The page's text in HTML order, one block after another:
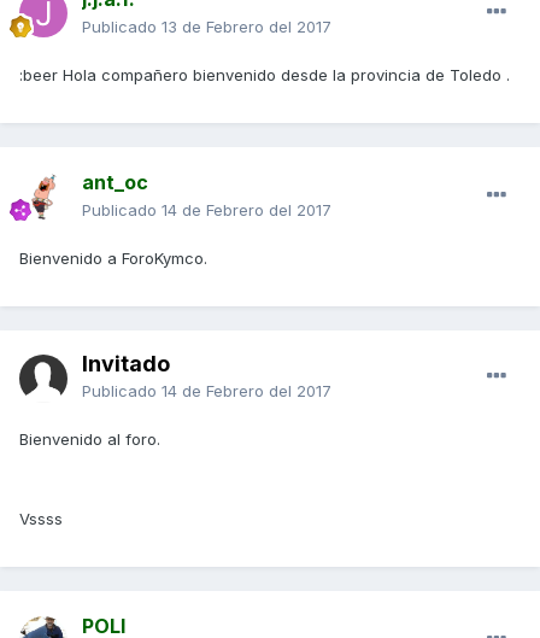
Publicado 13 de Febrero del 2017
:beer Hola compañero bienvenido desde la provincia de Toledo .
ant_oc
Publicado 14 de Febrero del 2017
Bienvenido a ForoKymco.
Invitado
Publicado 14 de Febrero del 2017
Bienvenido al foro.
Vssss
POLI